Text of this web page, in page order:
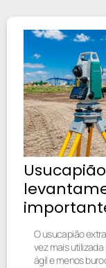
O usucapião
vez mais
ágil e menos